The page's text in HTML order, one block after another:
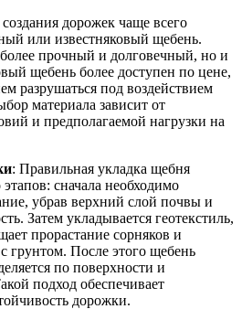
дорожек чаще всего
или известняковый щебень.
прочный и долговечный, но и
щебень более доступен по цене,
разрушаться под воздействием
материала зависит от
и предполагаемой нагрузки на
: Правильная укладка щебня
сначала необходимо
убрав верхний слой почвы и
Затем укладывается геотекстиль,
прорастание сорняков и
грунтом. После этого щебень
по поверхности и
подход обеспечивает
дорожки.